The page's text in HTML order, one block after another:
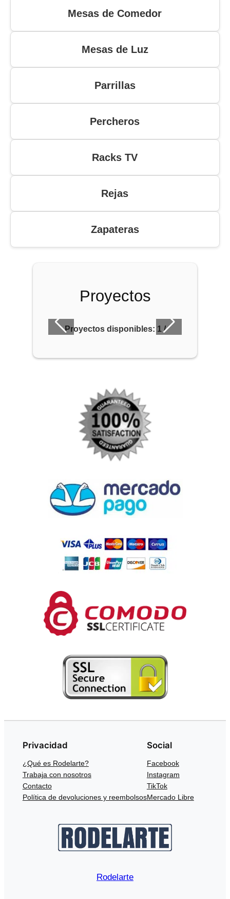
Mesas de Comedor
Mesas de Luz
Parrillas
Percheros
Racks TV
Rejas
Zapateras
Proyectos
Proyectos disponibles: 1/
Rodelarte
Privacidad
¿Qué es Rodelarte?
Trabaja con nosotros
Contacto
Política de devoluciones y reembolsos
Social
Facebook
Instagram
TikTok
Mercado Libre